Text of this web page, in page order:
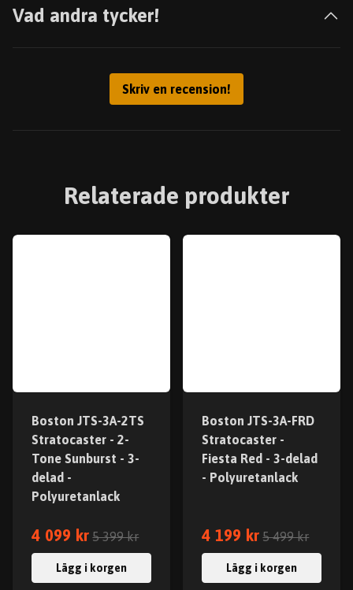
Vad andra tycker!
Skriv en recension!
Relaterade produkter
Boston JTS-3A-2TS
Stratocaster - 2-
Tone Sunburst - 3-
delad -
Polyuretanlack
4 099 kr 5 399 kr
Lägg i korgen
Boston JTS-3A-FRD
Stratocaster -
Fiesta Red - 3-delad
- Polyuretanlack
4 199 kr 5 499 kr
Lägg i korgen